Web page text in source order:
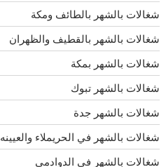
شغالات بالشهر بالطائف ومكة
شغالات بالشهر بالقطيف والظهران
شغالات بالشهر بمكة
شغالات بالشهر تبوك
شغالات بالشهر جدة
شغالات بالشهر في الحريملاء والعيينه
شغالات بالشهر في الدوادمي